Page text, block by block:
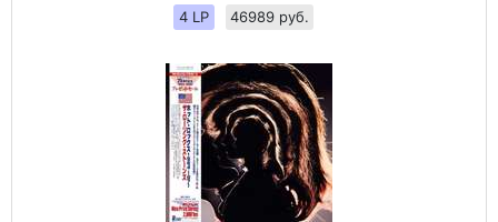
4 LP 46989 руб.